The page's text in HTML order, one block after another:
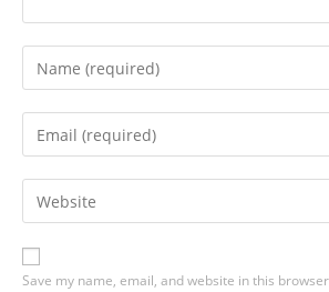
Save my name, email, and website in this